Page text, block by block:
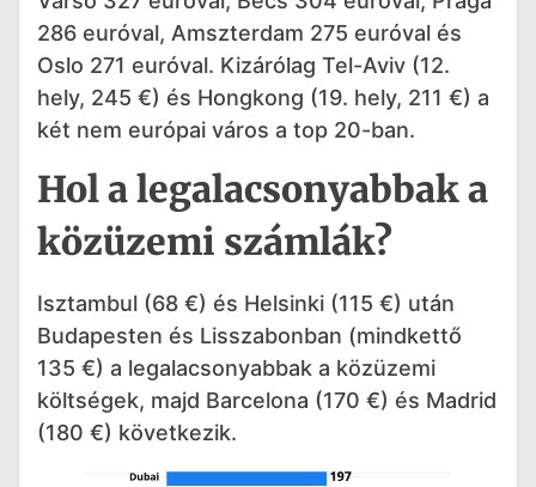
286 euróval, Amszterdam 275 euróval és
Oslo 271 euróval. Kizárólag Tel-Aviv (12.
hely, 245 €) és Hongkong (19. hely, 211 €) a
két nem európai város a top 20-ban.
Hol a legalacsonyabbak a
közüzemi számlák?
Isztambul (68 €) és Helsinki (115 €) után
Budapesten és Lisszabonban (mindkettő
135 €) a legalacsonyabbak a közüzemi
költségek, majd Barcelona (170 €) és Madrid
(180 €) következik.